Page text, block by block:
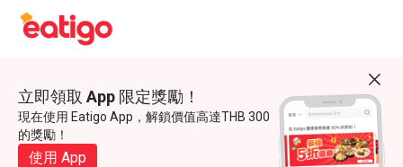
立即領取 App 限定獎勵！
現在使用 Eatigo App，解鎖價值高達THB 300
的獎勵！
使用 App